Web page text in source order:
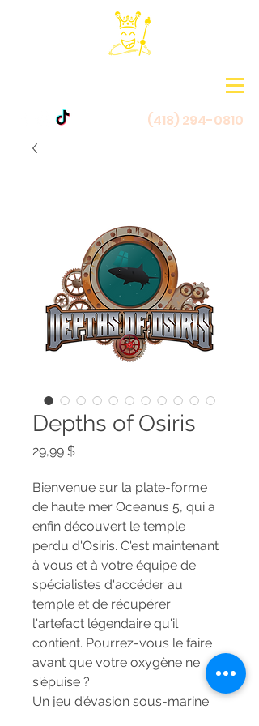
(418) 294-0810
Depths of Osiris
29,99 $Prix
Bienvenue sur la plate-forme
de haute mer Oceanus 5, qui a
enfin découvert le temple
perdu d'Osiris. C'est maintenant
à vous et à votre équipe de
spécialistes d'accéder au
temple et de récupérer
l'artefact légendaire qu'il
contient. Pourrez-vous le faire
avant que votre oxygène ne
s'épuise ?
Un jeu d’évasion sous-marine